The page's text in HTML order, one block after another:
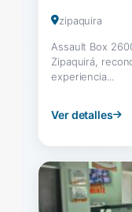
zipaquira
Assault Box
Zipaquirá,
experiencia...
Ver detalles